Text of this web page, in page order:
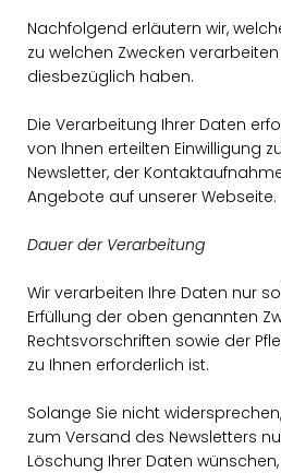
Nachfolgend erläutern wir,
zu welchen Zwecken
diesbezüglich haben.
Die Verarbeitung Ihrer Daten
von Ihnen erteilten Einwilligung
Newsletter, der
Angebote auf unserer Webseite.
Dauer der Verarbeitung
Wir verarbeiten Ihre Daten nur
Erfüllung der oben genannten
Rechtsvorschriften sowie der
zu Ihnen erforderlich ist.
Solange Sie nicht
zum Versand des Newsletters
Löschung Ihrer Daten